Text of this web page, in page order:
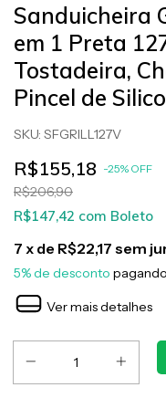
Sanduicheira
em 1 Preta
Tostadeira,
Pincel de
SKU: SFGRILL127V
R$155,18 -25% OFF
R$206,90
R$147,42 com Boleto
7 x de R$22,17 sem
5% de desconto
Ver mais detalhes